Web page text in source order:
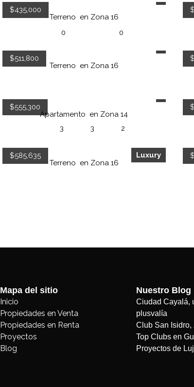
$435,000
Terreno en Zona 16
0
0
$511,800
Terreno en Zona 16
$555,300
Apartamento en Zona 14
3
3 2
Luxury
$585,635
Terreno en Zona 16
Mapa del sitio
Inicio
Propiedades en Venta
Propiedades en Renta
Proyectos
Blog
Nuestro Blog
Ciudad Cayalá,
plusvalía
Club San Isidro,
Top Clubs en
Proyectos de